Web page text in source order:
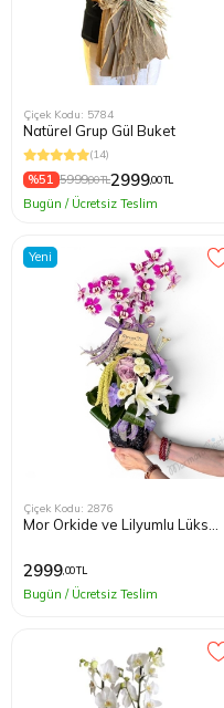
Çiçek Kodu: 5784
Natürel Grup Gül Buket
(14)
%51 5999,00 TL2999,00 TL
Bugün / Ücretsiz Teslim
Yeni
Çiçek Kodu: 2876
Mor Orkide ve Lilyumlu Lüks
2999,00 TL
Bugün / Ücretsiz Teslim